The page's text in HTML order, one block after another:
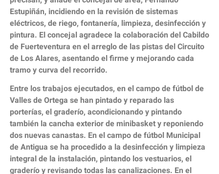
Estupiñán, incidiendo en la revisión de sistemas
eléctricos, de riego, fontanería, limpieza, desinfección y
pintura. El concejal agradece la colaboración del Cabildo
de Fuerteventura en el arreglo de las pistas del Circuito
de Los Alares, asentando el firme y mejorando cada
tramo y curva del recorrido.
Entre los trabajos ejecutados, en el campo de fútbol de
Valles de Ortega se han pintado y reparado las
porterías, el graderío, acondicionando y pintando
también la cancha exterior de minibasket y reponiendo
dos nuevas canastas. En el campo de fútbol Municipal
de Antigua se ha procedido a la desinfección y limpieza
integral de la instalación, pintando los vestuarios, el
graderío y revisando todas las canalizaciones. En el